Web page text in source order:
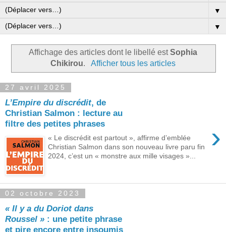
▼
▼
Affichage des articles dont le libellé estSophia
Chikirou. Afficher tous les articles
27 avril 2025
L’Empire du discrédit, de
Christian Salmon : lecture au
filtre des petites phrases
›
« Le discrédit est partout », affirme d’emblée
Christian Salmon dans son nouveau livre paru fin
2024, c’est un « monstre aux mille visages »...
02 octobre 2023
« Il y a du Doriot dans
Roussel » : une petite phrase
et pire encore entre insoumis